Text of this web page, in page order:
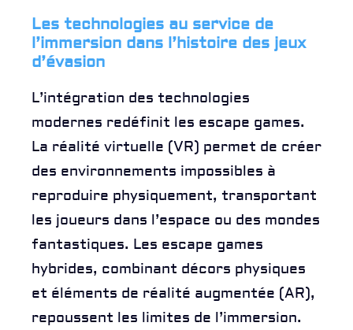
Les technologies au service de
l’immersion dans l’histoire des jeux
d’évasion
L’intégration des technologies
modernes redéfinit les escape games.
La réalité virtuelle (VR) permet de créer
des environnements impossibles à
reproduire physiquement, transportant
les joueurs dans l’espace ou des mondes
fantastiques. Les escape games
hybrides, combinant décors physiques
et éléments de réalité augmentée (AR),
repoussent les limites de l’immersion.